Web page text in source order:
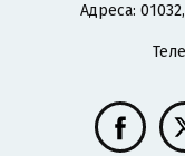
Адреса: